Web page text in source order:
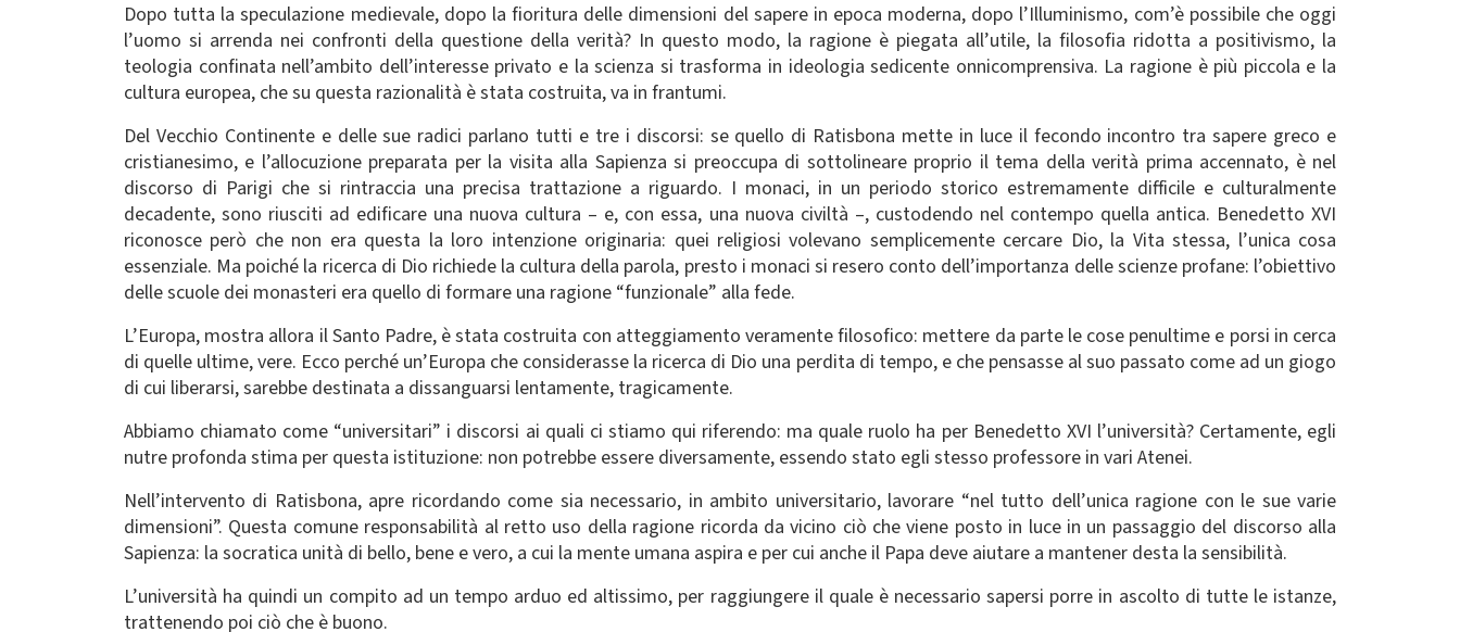
Dopo tutta la speculazione medievale, dopo la fioritura delle dimensioni del sapere in epoca moderna, dopo l’Illuminismo, com’è possibile che oggi
l’uomo si arrenda nei confronti della questione della verità? In questo modo, la ragione è piegata all’utile, la filosofia ridotta a positivismo, la
teologia confinata nell’ambito dell’interesse privato e la scienza si trasforma in ideologia sedicente onnicomprensiva. La ragione è più piccola e la
cultura europea, che su questa razionalità è stata costruita, va in frantumi.
Del Vecchio Continente e delle sue radici parlano tutti e tre i discorsi: se quello di Ratisbona mette in luce il fecondo incontro tra sapere greco e
cristianesimo, e l’allocuzione preparata per la visita alla Sapienza si preoccupa di sottolineare proprio il tema della verità prima accennato, è nel
discorso di Parigi che si rintraccia una precisa trattazione a riguardo. I monaci, in un periodo storico estremamente difficile e culturalmente
decadente, sono riusciti ad edificare una nuova cultura – e, con essa, una nuova civiltà –, custodendo nel contempo quella antica. Benedetto XVI
riconosce però che non era questa la loro intenzione originaria: quei religiosi volevano semplicemente cercare Dio, la Vita stessa, l’unica cosa
essenziale. Ma poiché la ricerca di Dio richiede la cultura della parola, presto i monaci si resero conto dell’importanza delle scienze profane: l’obiettivo
delle scuole dei monasteri era quello di formare una ragione “funzionale” alla fede.
L’Europa, mostra allora il Santo Padre, è stata costruita con atteggiamento veramente filosofico: mettere da parte le cose penultime e porsi in cerca
di quelle ultime, vere. Ecco perché un’Europa che considerasse la ricerca di Dio una perdita di tempo, e che pensasse al suo passato come ad un giogo
di cui liberarsi, sarebbe destinata a dissanguarsi lentamente, tragicamente.
Abbiamo chiamato come “universitari” i discorsi ai quali ci stiamo qui riferendo: ma quale ruolo ha per Benedetto XVI l’università? Certamente, egli
nutre profonda stima per questa istituzione: non potrebbe essere diversamente, essendo stato egli stesso professore in vari Atenei.
Nell’intervento di Ratisbona, apre ricordando come sia necessario, in ambito universitario, lavorare “nel tutto dell’unica ragione con le sue varie
dimensioni”. Questa comune responsabilità al retto uso della ragione ricorda da vicino ciò che viene posto in luce in un passaggio del discorso alla
Sapienza: la socratica unità di bello, bene e vero, a cui la mente umana aspira e per cui anche il Papa deve aiutare a mantener desta la sensibilità.
L’università ha quindi un compito ad un tempo arduo ed altissimo, per raggiungere il quale è necessario sapersi porre in ascolto di tutte le istanze,
trattenendo poi ciò che è buono.